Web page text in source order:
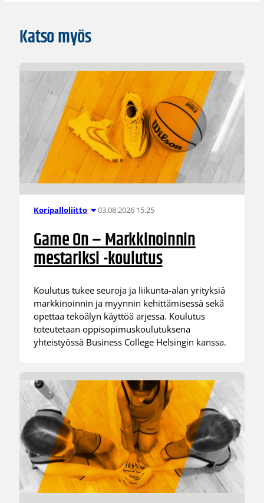
Katso myös
Koripalloliitto 03.08.2026 15:25
Game On – Markkinoinnin
mestariksi -koulutus
Koulutus tukee seuroja ja liikunta-alan yrityksiä
markkinoinnin ja myynnin kehittämisessä sekä
opettaa tekoälyn käyttöä arjessa. Koulutus
toteutetaan oppisopimuskoulutuksena
yhteistyössä Business College Helsingin kanssa.